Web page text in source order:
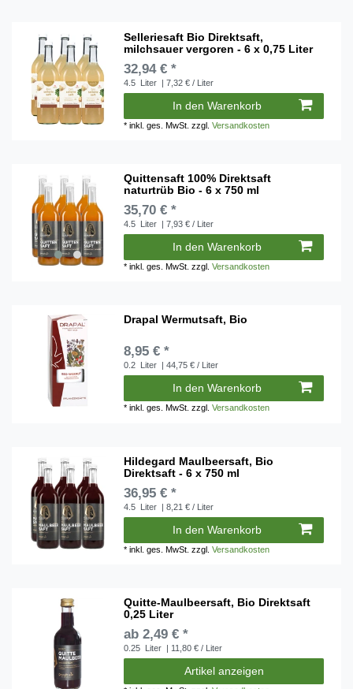
Selleriesaft Bio Direktsaft,
milchsauer vergoren - 6 x 0,75 Liter
32,94 € *
4.5 Liter | 7,32 € / Liter
In den Warenkorb
*inkl. ges. MwSt. zzgl.Versandkosten
Quittensaft 100% Direktsaft
naturtrüb Bio - 6 x 750 ml
35,70 € *
4.5 Liter | 7,93 € / Liter
In den Warenkorb
*inkl. ges. MwSt. zzgl.Versandkosten
Drapal Wermutsaft, Bio
8,95 € *
0.2 Liter | 44,75 € / Liter
In den Warenkorb
*inkl. ges. MwSt. zzgl.Versandkosten
Hildegard Maulbeersaft, Bio
Direktsaft - 6 x 750 ml
36,95 € *
4.5 Liter | 8,21 € / Liter
In den Warenkorb
*inkl. ges. MwSt. zzgl.Versandkosten
Quitte-Maulbeersaft, Bio Direktsaft
0,25 Liter
ab 2,49 € *
0.25 Liter | 11,80 € / Liter
Artikel anzeigen